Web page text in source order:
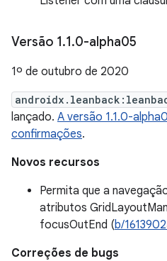
Versão 1.1.0-alpha05
1º de outubro de 2020
lançado. A versão 1.1.0-
confirmações.
Novos recursos
Permita que a
atributos
focusOutEnd (b/
Correções de bugs